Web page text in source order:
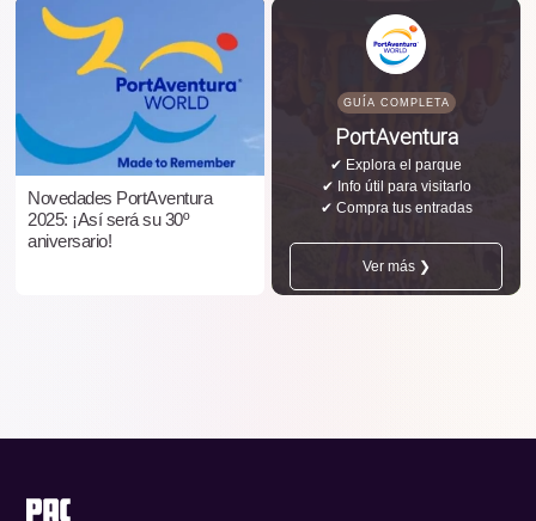
Novedades PortAventura
2025: ¡Así será su 30º
aniversario!
GUÍA COMPLETA
PortAventura
✔ Explora el parque
✔ Info útil para visitarlo
✔ Compra tus entradas
Ver más ❯